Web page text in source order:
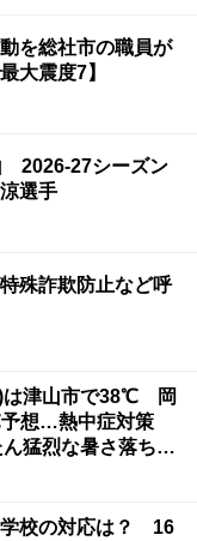
を総社市の職員が
大震度7】
2026-27シーズン
選手
殊詐欺防止など呼
)は津山市で38℃ 岡
想…熱中症対策
猛烈な暑さ落ち着
校の対応は？ 16